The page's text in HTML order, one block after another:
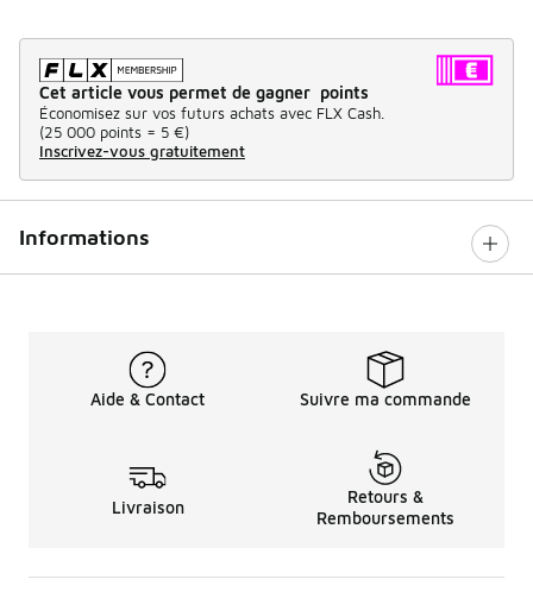
Cet article vous permet de gagner points
Économisez sur vos futurs achats avec FLX Cash.
(25 000 points = 5 €)
Inscrivez-vous gratuitement
Informations
Aide & Contact Suivre ma commande
Livraison
Retours &
Remboursements